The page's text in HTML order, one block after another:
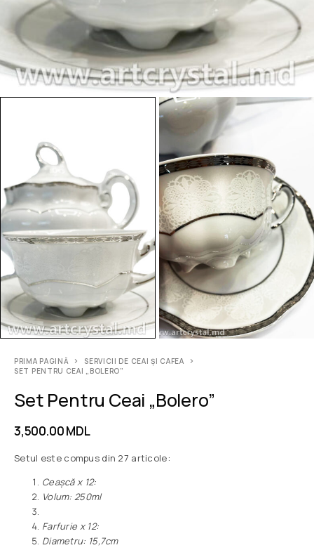
PRIMA PAGINĂ
SERVICII DE CEAI ȘI CAFEA
SET PENTRU CEAI „BOLERO”
Set Pentru Ceai „Bolero”
3,500.00MDL
Setul este compus din 27 articole:
Ceașcă x 12:
Volum: 250ml
Farfurie x 12:
Diametru: 15,7cm